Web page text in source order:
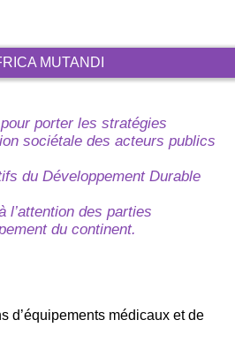
porter les stratégies
sociétale des acteurs publics
du Développement Durable
l’attention des parties
du continent.